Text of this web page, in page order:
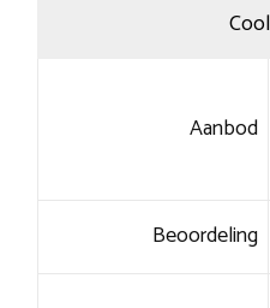
Aanbod
Beoordeling